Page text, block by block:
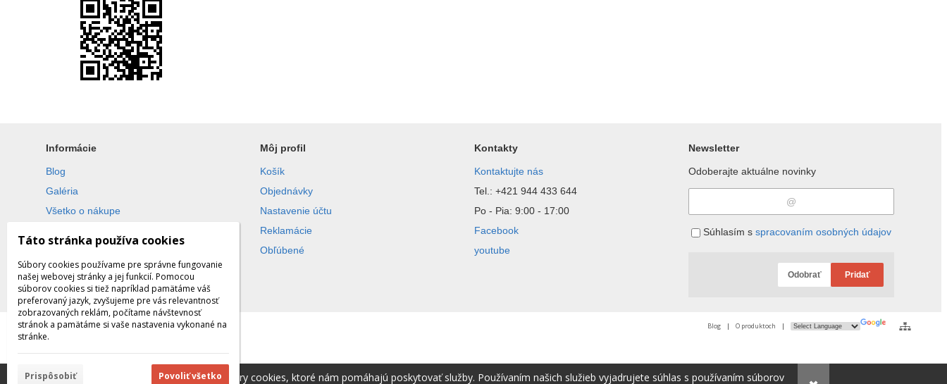
Informácie
Blog
Galéria
Všetko o nákupe
Ochrana súkromia
Môj profil
Košík
Objednávky
Nastavenie účtu
Reklamácie
Obľúbené
Kontakty
Kontaktujte nás
Tel.: +421 944 433 644
Po - Pia: 9:00 - 17:00
Facebook
youtube
Newsletter
Odoberajte aktuálne novinky
Súhlasím s spracovaním osobných údajov
Odobrať Pridať
© 2026 WEXBO |www.wexbo.com|Prihlásiť Blog | O produktoch |
Táto stránka používa súbory cookies, ktoré nám pomáhajú poskytovať služby. Používaním našich služieb vyjadrujete súhlas s používaním súborov
Táto stránka používa cookies
Súbory cookies používame pre správne fungovanie
našej webovej stránky a jej funkcií. Pomocou
súborov cookies si tiež napríklad pamätáme váš
preferovaný jazyk, zvyšujeme pre vás relevantnosť
zobrazovaných reklám, počítame návštevnosť
stránok a pamätáme si vaše nastavenia vykonané na
stránke.
Prispôsobiť Povoliť všetko